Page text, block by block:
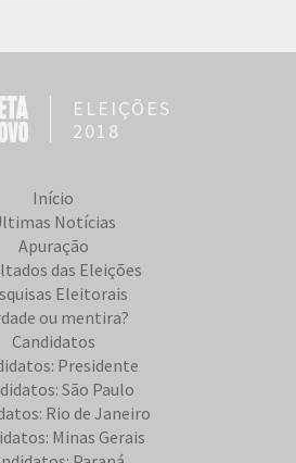
ELEIÇÕES
2018
Início
Notícias
Apuração
das Eleições
Eleitorais
ou mentira?
Candidatos
Presidente
São Paulo
Rio de Janeiro
Minas Gerais